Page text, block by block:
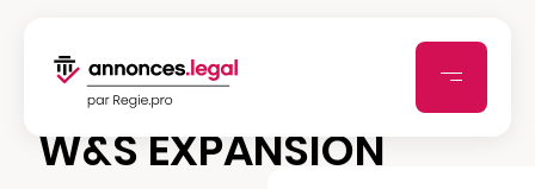
W&S EXPANSION